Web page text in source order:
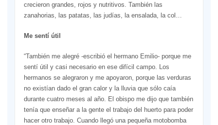
crecieron grandes, rojos y nutritivos. También las
zanahorias, las patatas, las judías, la ensalada, la col…
Me sentí útil
“También me alegré -escribió el hermano Emilio- porque me
sentí útil y casi necesario en ese difícil campo. Los
hermanos se alegraron y me apoyaron, porque las verduras
no existían dado el gran calor y la lluvia que sólo caía
durante cuatro meses al año. El obispo me dijo que también
tenía que enseñar a la gente el trabajo del huerto para poder
hacer otro trabajo. Cuando llegó una pequeña motobomba